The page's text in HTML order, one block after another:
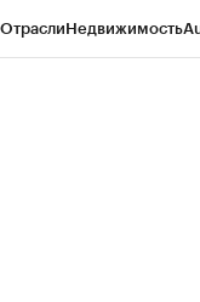
ОтраслиНедвижимость